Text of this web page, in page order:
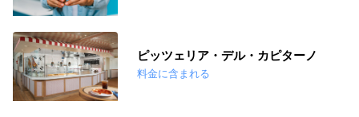
ピッツェリア・デル・カピターノ
料金に含まれる